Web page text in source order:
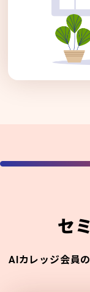
セ
AIカレッジ会員